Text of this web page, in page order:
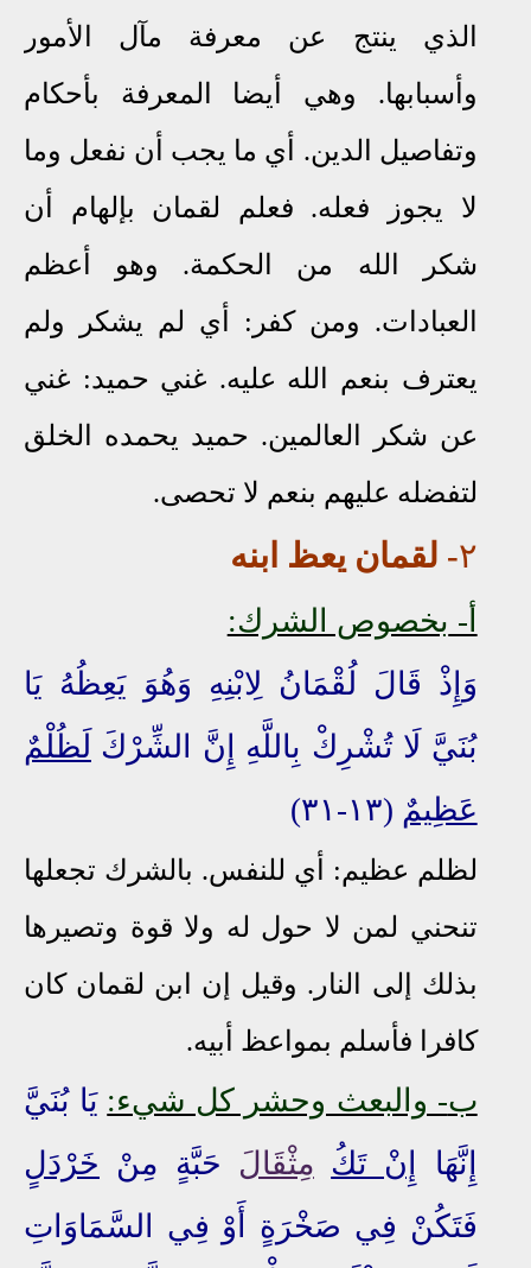
الذي ينتج عن معرفة مآل الأمور
وأسبابها. وهي أيضا المعرفة بأحكام
وتفاصيل الدين. أي ما يجب أن نفعل وما
لا يجوز فعله. فعلم لقمان بإلهام أن
شكر الله من الحكمة. وهو أعظم
العبادات. ومن كفر: أي لم يشكر ولم
يعترف بنعم الله عليه. غني حميد: غني
عن شكر العالمين. حميد يحمده الخلق
لتفضله عليهم بنعم لا تحصى.
٢- لقمان يعظ ابنه
أ- بخصوص الشرك:
وَإِذْ قَالَ لُقْمَانُ لِابْنِهِ وَهُوَ يَعِظُهُ يَا
بُنَيَّ لَا تُشْرِكْ بِاللَّهِ إِنَّ الشِّرْكَ لَظُلْمٌ
عَظِيمٌ (١٣-٣١)
لظلم عظيم: أي للنفس. بالشرك تجعلها
تنحني لمن لا حول له ولا قوة وتصيرها
بذلك إلى النار. وقيل إن ابن لقمان كان
كافرا فأسلم بمواعظ أبيه.
ب- والبعث وحشر كل شيء: يَا بُنَيَّ
إِنَّهَا
إِنْ تَكُ مِثْقَالَ حَبَّةٍ مِنْ خَرْدَلٍ
فَتَكُنْ فِي صَخْرَةٍ أَوْ فِي السَّمَاوَاتِ